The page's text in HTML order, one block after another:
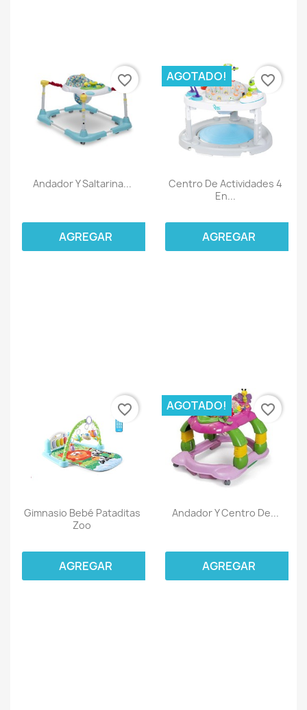
Andador Y Saltarina...
AGREGAR
favorite_border
Centro De Actividades 4
En...
AGOTADO!
AGREGAR
favorite_border
Gimnasio Bebé Pataditas
Zoo
AGREGAR
favorite_border
Andador Y Centro De...
AGOTADO!
AGREGAR
favorite_border